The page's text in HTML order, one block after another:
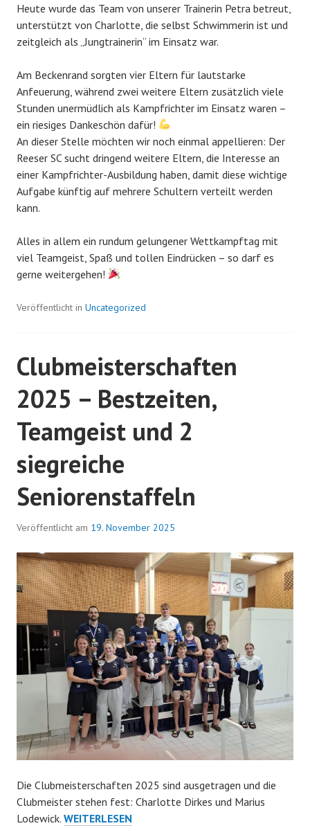
Heute wurde das Team von unserer Trainerin Petra betreut,
unterstützt von Charlotte, die selbst Schwimmerin ist und
zeitgleich als „Jungtrainerin“ im Einsatz war.
Am Beckenrand sorgten vier Eltern für lautstarke
Anfeuerung, während zwei weitere Eltern zusätzlich viele
Stunden unermüdlich als Kampfrichter im Einsatz waren –
ein riesiges Dankeschön dafür!
An dieser Stelle möchten wir noch einmal appellieren: Der
Reeser SC sucht dringend weitere Eltern, die Interesse an
einer Kampfrichter-Ausbildung haben, damit diese wichtige
Aufgabe künftig auf mehrere Schultern verteilt werden
kann.
Alles in allem ein rundum gelungener Wettkampftag mit
viel Teamgeist, Spaß und tollen Eindrücken – so darf es
gerne weitergehen!
Veröffentlicht in Uncategorized
Clubmeisterschaften
2025 – Bestzeiten,
Teamgeist und 2
siegreiche
Seniorenstaffeln
Veröffentlicht am 19. November 2025
Die Clubmeisterschaften 2025 sind ausgetragen und die
Clubmeister stehen fest: Charlotte Dirkes und Marius
Lodewick. CLUBMEISTERSCHAFTEN
WEITERLESEN